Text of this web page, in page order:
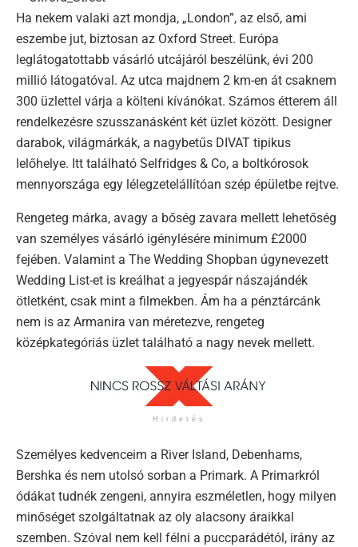
Ha nekem valaki azt mondja, „London”, az első, ami
eszembe jut, biztosan az Oxford Street. Európa
leglátogatottabb vásárló utcájáról beszélünk, évi 200
millió látogatóval. Az utca majdnem 2 km-en át csaknem
300 üzlettel várja a költeni kívánókat. Számos étterem áll
rendelkezésre szusszanásként két üzlet között. Designer
darabok, világmárkák, a nagybetűs DIVAT tipikus
lelőhelye. Itt található Selfridges & Co, a boltkórosok
mennyországa egy lélegzetelállítóan szép épületbe rejtve.
Rengeteg márka, avagy a bőség zavara mellett lehetőség
van személyes vásárló igénylésére minimum £2000
fejében. Valamint a The Wedding Shopban úgynevezett
Wedding List-et is kreálhat a jegyespár nászajándék
ötletként, csak mint a filmekben. Ám ha a pénztárcánk
nem is az Armanira van méretezve, rengeteg
középkategóriás üzlet található a nagy nevek mellett.
Hirdetés
Személyes kedvenceim a River Island, Debenhams,
Bershka és nem utolsó sorban a Primark. A Primarkról
ódákat tudnék zengeni, annyira eszméletlen, hogy milyen
minőséget szolgáltatnak az oly alacsony áraikkal
szemben. Szóval nem kell félni a puccparádétól, irány az